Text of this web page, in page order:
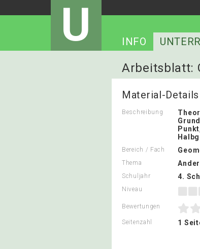
U INFO
Arbeitsblatt:
Material-Details
Beschreibung
Bereich / Fach
Thema
Schuljahr 4.
Niveau
Bewertungen
Seitenzahl 1